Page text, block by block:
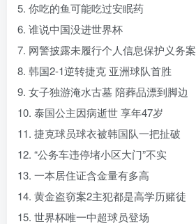
5. 你吃的鱼可能吃过安眠药
6. 谁说中国没进世界杯
7. 网警披露未履行个人信息保护义务案
8. 韩国2-1逆转捷克 亚洲球队首胜
9. 女子独游淹水古墓 陪葬品漂到脚边
10. 泰国公主因病逝世 享年47岁
11. 捷克球员球衣被韩国队一把扯破
12. “公务车违停堵小区大门”不实
13. 一本居住证含金量有多高
14. 黄金盗窃案2主犯都是高学历赌徒
15. 世界杯唯一中超球员登场